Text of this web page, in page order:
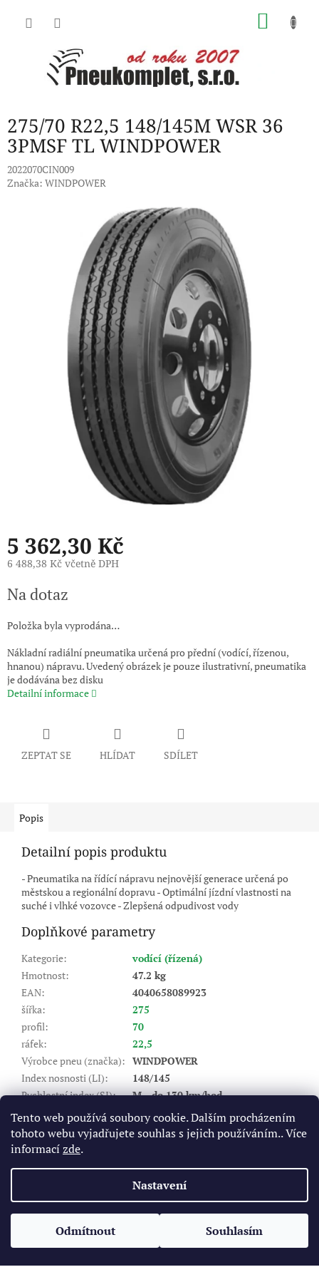
Tento web používá soubory cookie. Dalším procházením
tohoto webu vyjadřujete souhlas s jejich používáním.. Více
informacízde.
Nastavení
Odmítnout Souhlasím
275/70 R22,5 148/145M WSR 36
3PMSF TL WINDPOWER
2022070CIN009
Značka: WINDPOWER
5 362,30 Kč
6 488,38 Kč včetně DPH
cena:
Na dotaz
Položka byla vyprodána…
Nákladní radiální pneumatika určená pro přední (vodící, řízenou,
hnanou) nápravu. Uvedený obrázek je pouze ilustrativní, pneumatika
je dodávána bez disku
Detailní informace
ZEPTAT SE HLÍDAT SDÍLET
Popis
Detailní popis produktu
- Pneumatika na řídící nápravu nejnovější generace určená po
městskou a regionální dopravu - Optimální jízdní vlastnosti na
suché i vlhké vozovce - Zlepšená odpudivost vody
Doplňkové parametry
Kategorie:
vodící (řízená)
Hmotnost:
47.2 kg
EAN:
4040658089923
šířka:
275
profil:
70
ráfek:
22,5
Výrobce pneu (značka): WINDPOWER
Index nosnosti (LI):
148/145
Rychlostní index (SI):
M - do 130 km/hod
Valivý odpor
Záběr na mokru:
C
Hlučnost DB:
t
Vytvořil Shoptet